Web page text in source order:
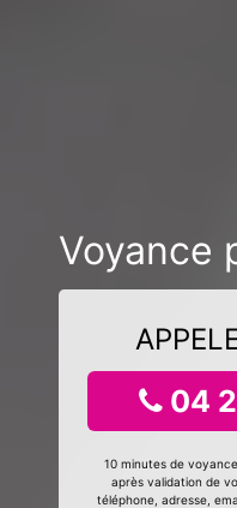
Voyance
04
10 minutes de
après validation de
téléphone, adresse,